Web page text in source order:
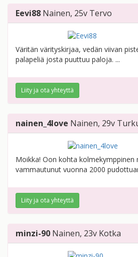
Eevi88 Nainen, 25v Tervo
Väritän värityskirjaa, vedän viivan
palapeliä josta puuttuu paloja. ...
Liity ja ota yhteyttä
nainen_4love Nainen, 29v
Moikka! Oon kohta kolmekymppinen
vammautunut vuonna 2000
Liity ja ota yhteyttä
minzi-90 Nainen, 23v Kotka